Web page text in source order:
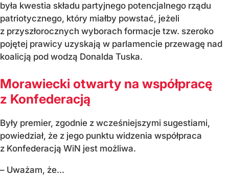
była kwestia składu partyjnego potencjalnego rządu
patriotycznego, który miałby powstać, jeżeli
z przyszłorocznych wyborach formacje tzw. szeroko
pojętej prawicy uzyskają w parlamencie przewagę nad
koalicją pod wodzą Donalda Tuska.
Morawiecki otwarty na współpracę
z Konfederacją
Były premier, zgodnie z wcześniejszymi sugestiami,
powiedział, że z jego punktu widzenia współpraca
z Konfederacją WiN jest możliwa.
– Uważam, że...